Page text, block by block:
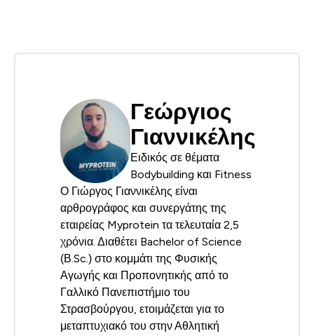
Γεώργιος
Γιαννικέλης
Ειδικός σε θέματα
Bodybuilding και Fitness
Ο Γιώργος Γιαννικέλης είναι
αρθρογράφος και συνεργάτης της
εταιρείας Myprotein τα τελευταία 2,5
χρόνια. Διαθέτει Bachelor of Science
(Β.Sc.) στο κομμάτι της Φυσικής
Αγωγής και Προπονητικής από το
Γαλλικό Πανεπιστήμιο του
Στρασβούργου, ετοιμάζεται για το
μεταπτυχιακό του στην Αθλητική